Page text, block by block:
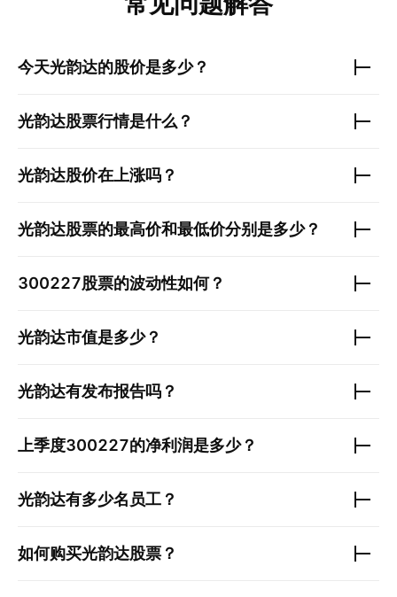
今天光韵达的股价是多少？
光韵达股票行情是什么？
光韵达股价在上涨吗？
光韵达股票的最高价和最低价分别是多少？
300227股票的波动性如何？
光韵达市值是多少？
光韵达有发布报告吗？
上季度300227的净利润是多少？
光韵达有多少名员工？
如何购买光韵达股票？